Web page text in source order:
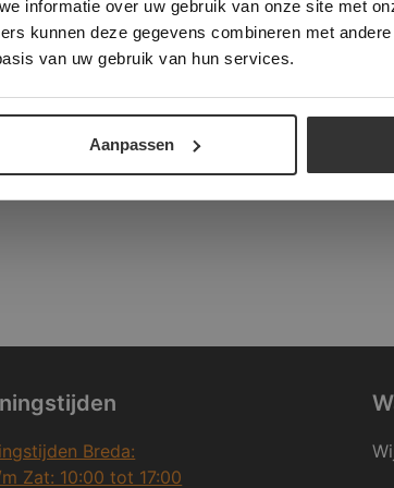
informatie over uw gebruik van onze site met
kunnen deze gegevens combineren met
van uw gebruik van hun services.
Aanpassen
Breda:
Zat: 10:00 tot 17:00
ACCEPTEREN ALLES AFWIJZEN